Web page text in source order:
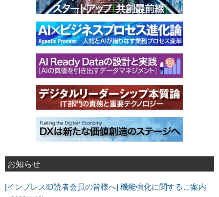
お知らせ
[インプレスID読者会員の皆様へ] 機能強化に関するご案内